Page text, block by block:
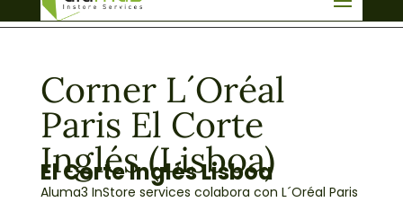
info@aluma3.com
Corner L´Oréal
Paris El Corte
Inglés (Lisboa)
El Corte Inglés Lisboa
Aluma3 InStore services colabora con L´Oréal Paris